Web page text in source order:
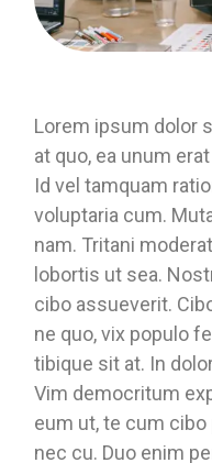
Lorem ipsum dolor
at quo, ea unum
Id vel tamquam
voluptaria cum.
nam. Tritani
lobortis ut sea.
cibo assueverit.
ne quo, vix populo
tibique sit at. In
Vim democritum
eum ut, te cum
nec cu. Duo enim